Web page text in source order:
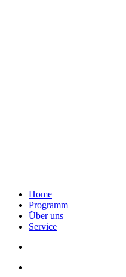
Home
Programm
Über uns
Service